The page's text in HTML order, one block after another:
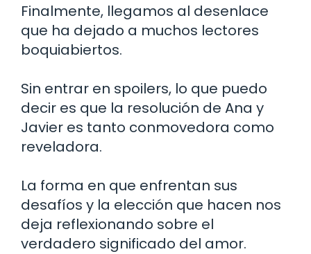
Finalmente, llegamos al desenlace
que ha dejado a muchos lectores
boquiabiertos.
Sin entrar en spoilers, lo que puedo
decir es que la resolución de Ana y
Javier es tanto conmovedora como
reveladora.
La forma en que enfrentan sus
desafíos y la elección que hacen nos
deja reflexionando sobre el
verdadero significado del amor.